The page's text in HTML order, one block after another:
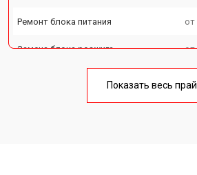
Ремонт блока питания от
Замена блока розжига от
Показать весь